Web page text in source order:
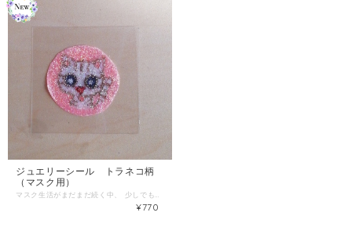
ジュエリーシール トラネコ柄
（マスク用）
¥770